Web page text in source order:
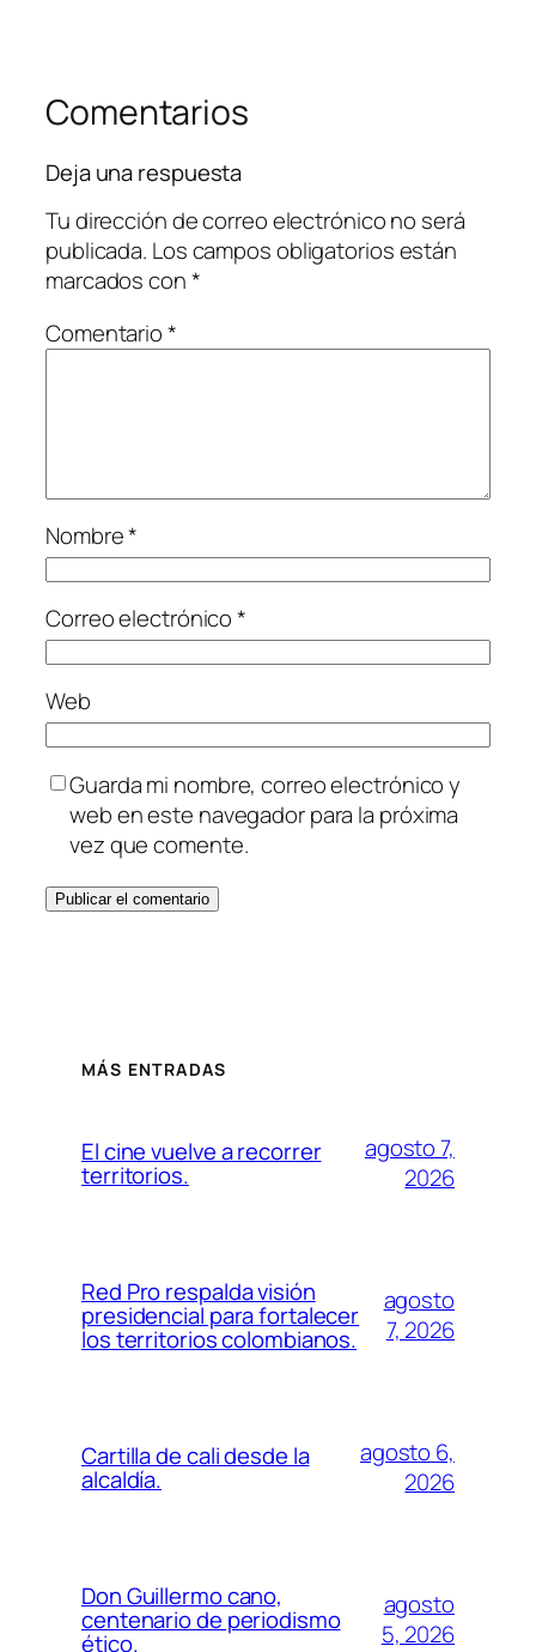
Comentarios
Deja una respuesta
Tu dirección de correo electrónico no será
publicada. Los campos obligatorios están
marcados con*
Comentario*
Nombre*
Correo electrónico*
Web
Guarda mi nombre, correo electrónico y
web en este navegador para la próxima
vez que comente.
MÁS ENTRADAS
El cine vuelve a recorrer
territorios.
agosto 7,
2026
Red Pro respalda visión
presidencial para fortalecer
los territorios colombianos.
agosto
7, 2026
Cartilla de cali desde la
alcaldía.
agosto 6,
2026
Don Guillermo cano,
centenario de periodismo
ético.
agosto
5, 2026